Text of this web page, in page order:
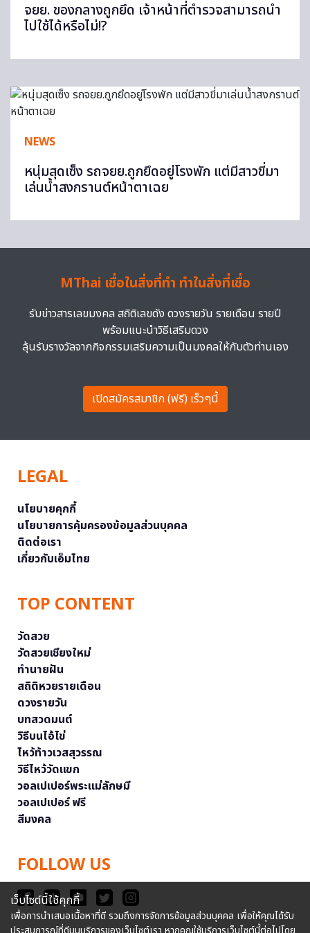
จยย. ของกลางถูกยึด เจ้าหน้าที่ตำรวจสามารถนำ
ไปใช้ได้หรือไม่!?
NEWS
หนุ่มสุดเซ็ง รถจยย.ถูกยึดอยู่โรงพัก แต่มีสาวขี่มา
เล่นน้ำสงกรานต์หน้าตาเฉย
MThai เชื่อในสิ่งที่ทำ ทำในสิ่งที่เชื่อ
รับข่าวสารเลขมงคล สถิติเลขดัง ดวงรายวัน รายเดือน รายปี
พร้อมแนะนำวิธีเสริมดวง
ลุ้นรับรางวัลจากกิจกรรมเสริมความเป็นมงคลให้กับตัวท่านเอง
เปิดสมัครสมาชิก (ฟรี) เร็วๆนี้
LEGAL
นโยบายคุกกี้
นโยบายการคุ้มครองข้อมูลส่วนบุคคล
ติดต่อเรา
เกี่ยวกับเอ็มไทย
TOP CONTENT
วัดสวย
วัดสวยเชียงใหม่
ทำนายฝัน
สถิติหวยรายเดือน
ดวงรายวัน
บทสวดมนต์
วิธีบนไอ้ไข่
ไหว้ท้าวเวสสุวรรณ
วิธีไหว้วัดแขก
วอลเปเปอร์พระแม่ลักษมี
วอลเปเปอร์ ฟรี
สีมงคล
FOLLOW US
เว็บไซต์นี้ใช้คุกกี้
เพื่อการนำเสนอเนื้อหาที่ดี รวมถึงการจัดการข้อมูลส่วนบุคคล เพื่อให้คุณได้รับ